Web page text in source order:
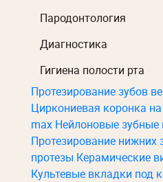
Пародонтология
Диагностика
Гигиена полости рта
Протезирование зубов
Циркониевая коронка
max Нейлоновые зубные
Протезирование нижних
протезы Керамические
Культевые вкладки под